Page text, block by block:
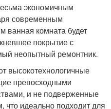
экономичным
современным
ванная комната будет
покрытие с
неопытный ремонтник.
высокотехнологичные
превосходными
и не подверженные
идеально подходит для